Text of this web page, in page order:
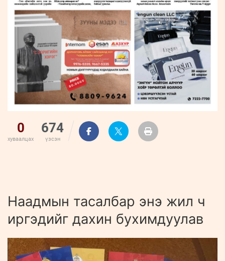
0
хуваалцах
674
үзсэн
Наадмын тасалбар энэ жил ч
иргэдийг дахин бухимдуулав